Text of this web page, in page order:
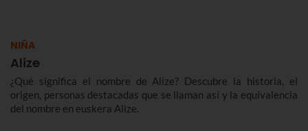
NIÑA
Alize
¿Qué significa el nombre de Alize? Descubre la historia, el
origen, personas destacadas que se llaman así y la equivalencia
del nombre en euskera Alize.